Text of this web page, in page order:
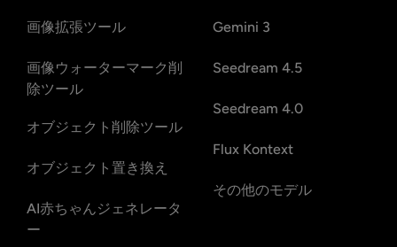
画像拡張ツール
画像ウォーターマーク削
除ツール
オブジェクト削除ツール
オブジェクト置き換え
AI赤ちゃんジェネレータ
ー
Gemini 3
Seedream 4.5
Seedream 4.0
Flux Kontext
その他のモデル